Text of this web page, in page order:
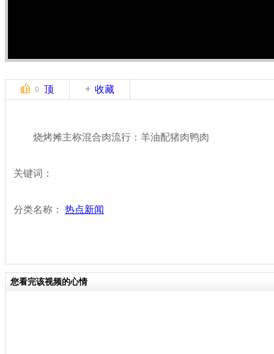
0 顶 收藏
烧烤摊主称混合肉流行：羊油配猪肉鸭肉
关键词：
分类名称： 热点新闻
您看完该视频的心情